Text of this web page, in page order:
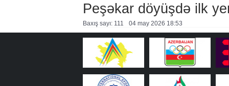
Peşəkar döyüşdə ilk
Baxış sayı: 111 04 may 2026 18:53